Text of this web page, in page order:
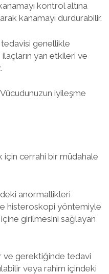
kontrol altına
kanamayı durdurabilir.
tedavisi genellikle
ilaçların yan etkileri ve
Vücudunuzun iyileşme
cerrahi bir müdahale
anormallikleri
histeroskopi yöntemiyle
girilmesini sağlayan
ve gerektiğinde tedavi
veya rahim içindeki